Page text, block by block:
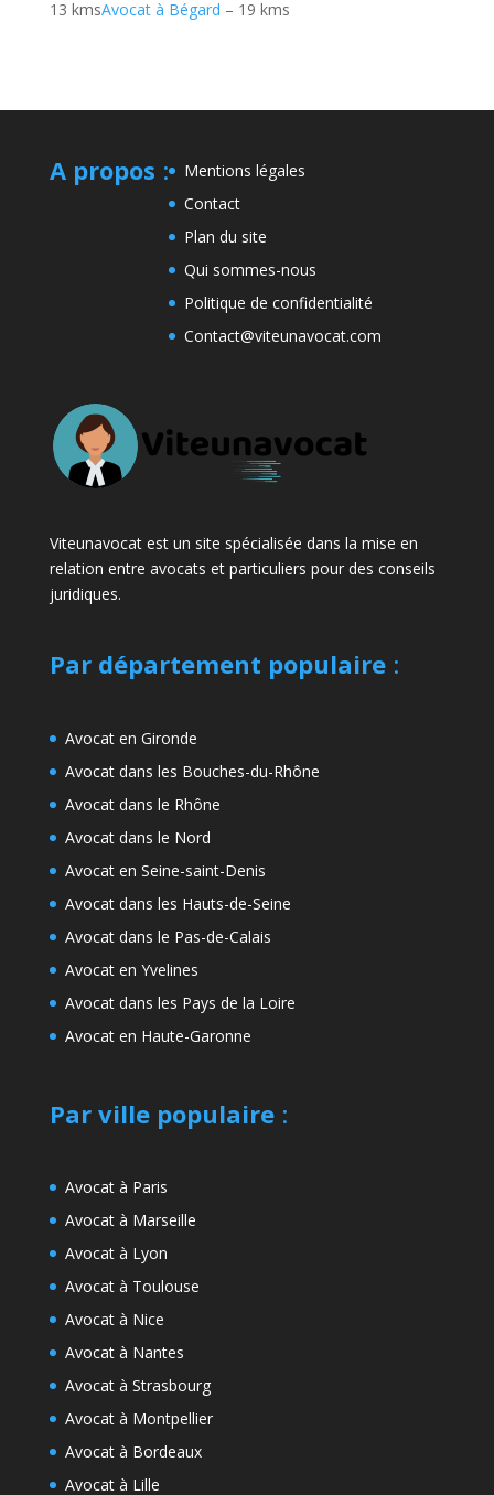
13 kmsAvocat à Bégard – 19 kms
A propos :
Mentions légales
Contact
Plan du site
Qui sommes-nous
Politique de confidentialité
Contact@viteunavocat.com
Viteunavocat est un site spécialisée dans la mise en
relation entre avocats et particuliers pour des conseils
juridiques.
Par département populaire:
Avocat en Gironde
Avocat dans les Bouches-du-Rhône
Avocat dans le Rhône
Avocat dans le Nord
Avocat en Seine-saint-Denis
Avocat dans les Hauts-de-Seine
Avocat dans le Pas-de-Calais
Avocat en Yvelines
Avocat dans les Pays de la Loire
Avocat en Haute-Garonne
Par ville populaire:
Avocat à Paris
Avocat à Marseille
Avocat à Lyon
Avocat à Toulouse
Avocat à Nice
Avocat à Nantes
Avocat à Strasbourg
Avocat à Montpellier
Avocat à Bordeaux
Avocat à Lille